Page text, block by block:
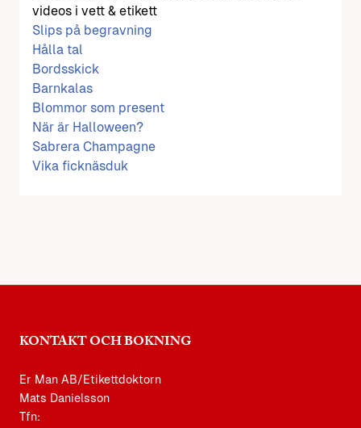
videos i vett & etikett
Slips på begravning
Hålla tal
Bordsskick
Barnkalas
Blommor som present
När är Halloween?
Sabrera Champagne
Vika ficknäsduk
KONTAKT OCH BOKNING
Er Man AB/Etikettdoktorn
Mats Danielsson
Tfn: